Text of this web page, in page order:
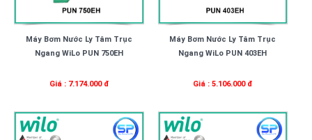
Máy Bơm Nước Ly Tâm Trục
Ngang WiLo PUN 750EH
Giá : 7.174.000 đ
Máy Bơm Nước Ly Tâm Trục
Ngang WiLo PUN 403EH
Giá : 5.106.000 đ